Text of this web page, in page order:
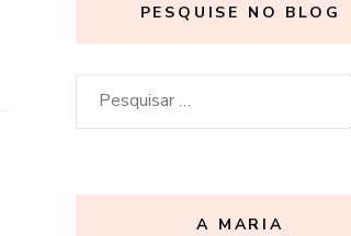
PESQUISE NO BLOG
Pesquisar
por:
A MARIA